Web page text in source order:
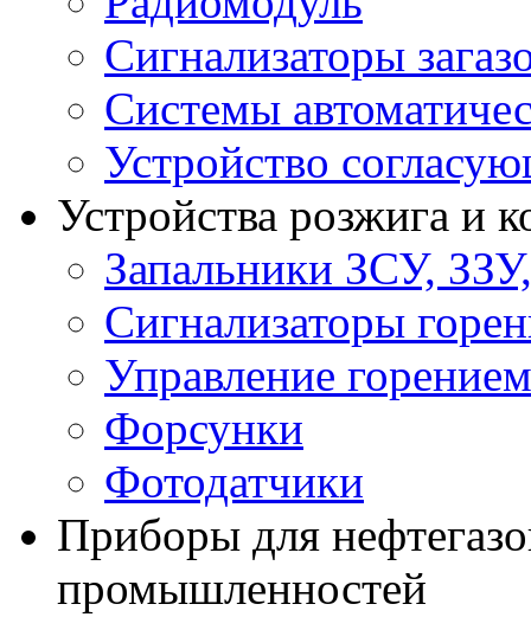
Сигнализаторы
Системы
Устройство
Устройства розжига и
Запальники ЗСУ,
Сигнализаторы
Управление горением
Форсунки
Фотодатчики
Приборы для
промышленностей